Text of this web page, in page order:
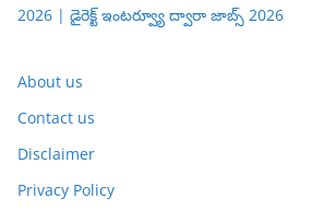
2026 | డైరెక్ట్ ఇంటర్వ్యూ ద్వారా జాబ్స్ 2026
About us
Contact us
Disclaimer
Privacy Policy